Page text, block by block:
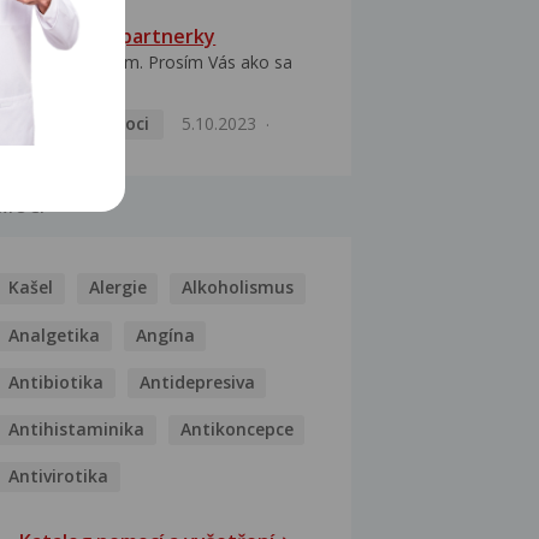
HPV typ 52 u partnerky
Dobrý deň prajem. Prosím Vás ako sa
Pohlavní nemoci
5.10.2023
Kašel Alergie Alkoholismus
Analgetika Angína
Antibiotika Antidepresiva
Antihistaminika Antikoncepce
Antivirotika